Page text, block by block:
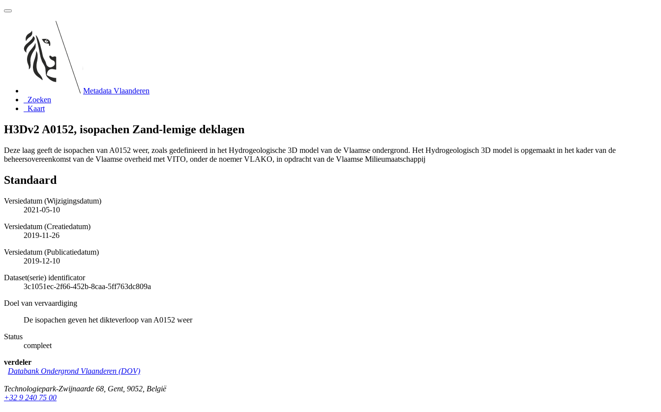
Metadata Vlaanderen
Zoeken
Kaart
H3Dv2 A0152, isopachen Zand-lemige deklagen
Deze laag geeft de isopachen van A0152 weer, zoals gedefinieerd in het Hydrogeologische 3D model van de Vlaamse ondergrond. Het Hydrogeologisch 3D model is opgemaakt in het kader van de
beheersovereenkomst van de Vlaamse overheid met VITO, onder de noemer VLAKO, in opdracht van de Vlaamse Milieumaatschappij
Standaard
Versiedatum (Wijzigingsdatum)
2021-05-10
Versiedatum (Creatiedatum)
2019-11-26
Versiedatum (Publicatiedatum)
2019-12-10
Dataset(serie) identificator
3c1051ec-2f66-452b-8caa-5ff763dc809a
Doel van vervaardiging
De isopachen geven het dikteverloop van A0152 weer
Status
compleet
verdeler
Databank Ondergrond Vlaanderen (DOV)
Technologiepark-Zwijnaarde 68 Gent, 9052 België
+32 9 240 75 00